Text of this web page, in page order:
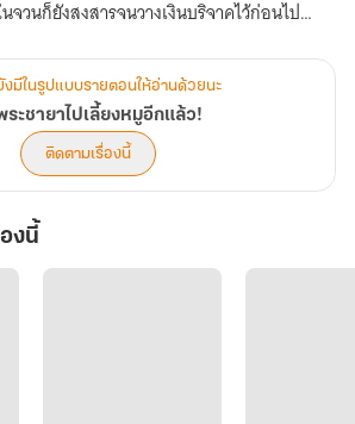
จวนก็ยังสงสารจนวางเงินบริจาคไว้ก่อนไป
เขา ขุดดิน บุกแปลงนา แม้กระทั่ง...
หวางใหม่อีกครั้ง วันนี้พระชายาของเราทำสิ่ง
รงสั่งตอนหมูตัวผู้ของชาวบ้าน (เกือบ) ทุกตัวเลย
งมีในรูปแบบรายตอนให้อ่านด้วยนะ
ระชายาไปเลี้ยงหมูอีกแล้ว!
ติดตามเรื่องนี้
งนี้